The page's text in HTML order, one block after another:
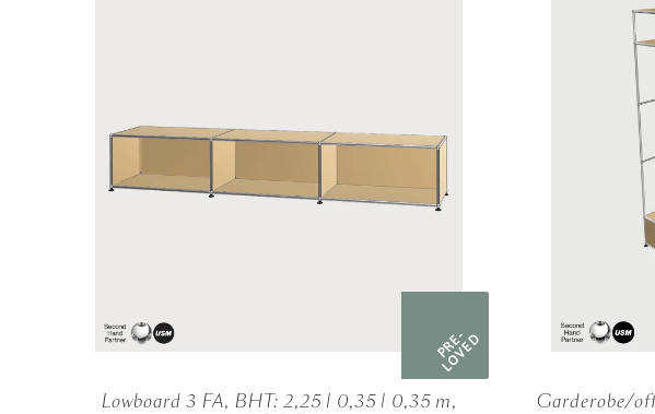
PRE-
LOVED
Lowboard 3 FA, BHT: 2,25 | 0,35 | 0,35 m,
Garderobe/